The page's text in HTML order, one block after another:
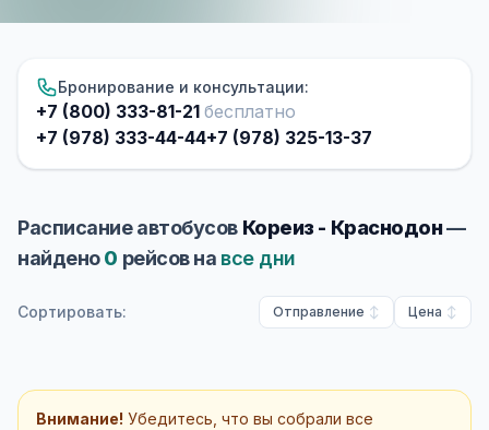
Бронирование и консультации:
+7 (800) 333-81-21 бесплатно
+7 (978) 333-44-44+7 (978) 325-13-37
Расписание автобусов Кореиз - Краснодон—
найдено0 рейсов на все дни
Сортировать: Отправление Цена
Внимание! Убедитесь, что вы собрали все